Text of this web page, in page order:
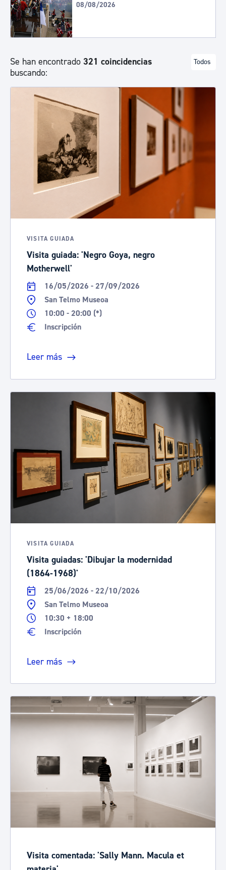
08/08/2026
Se han encontrado 321 coincidencias
buscando:
Todos
VISITA GUIADA
Visita guiada: 'Negro Goya, negro
Motherwell'
16/05/2026 - 27/09/2026
San Telmo Museoa
10:00 - 20:00 (*)
Inscripción
Leer más
VISITA GUIADA
Visita guiadas: 'Dibujar la modernidad
(1864-1968)'
25/06/2026 - 22/10/2026
San Telmo Museoa
10:30 + 18:00
Inscripción
Leer más
Visita comentada: 'Sally Mann. Macula et